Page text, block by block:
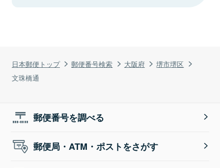
日本郵便トップ 郵便番号検索 大阪府
堺市堺区
文珠橋通
郵便番号を調べる
郵便局・ATM・ポストをさがす